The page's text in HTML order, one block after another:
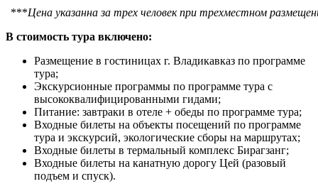
***Цена указанна за трех человек при трехместном
В стоимость тура включено:
Размещение в гостиницах г. Владикавказ по программе
тура;
Экскурсионные программы по программе тура с
высококвалифицированными гидами;
Питание: завтраки в отеле + обеды по программе тура;
Входные билеты на объекты посещений по программе
тура и экскурсий, экологические сборы на маршрутах;
Входные билеты в термальный комплекс Бирагзанг;
Входные билеты на канатную дорогу Цей (разовый
подъем и спуск).